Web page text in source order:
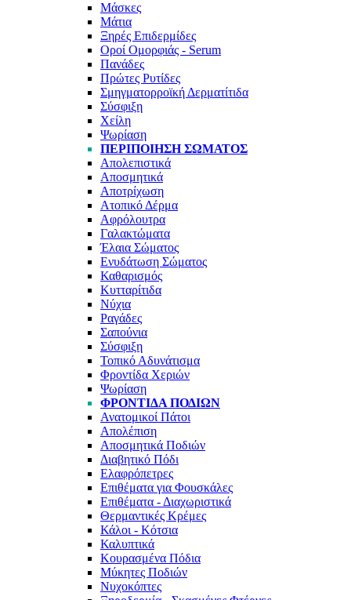
Μάσκες
Μάτια
Ξηρές Επιδερμίδες
Οροί Ομορφιάς - Serum
Πανάδες
Πρώτες Ρυτίδες
Σμηγματορροϊκή Δερματίτιδα
Σύσφιξη
Χείλη
Ψωρίαση
ΠΕΡΙΠΟΊΗΣΗ ΣΏΜΑΤΟΣ
Απολεπιστικά
Αποσμητικά
Αποτρίχωση
Ατοπικό Δέρμα
Αφρόλουτρα
Γαλακτώματα
Έλαια Σώματος
Ενυδάτωση Σώματος
Καθαρισμός
Κυτταρίτιδα
Νύχια
Ραγάδες
Σαπούνια
Σύσφιξη
Τοπικό Αδυνάτισμα
Φροντίδα Χεριών
Ψωρίαση
ΦΡΟΝΤΊΔΑ ΠΟΔΙΏΝ
Ανατομικοί Πάτοι
Απολέπιση
Αποσμητικά Ποδιών
Διαβητικό Πόδι
Ελαφρόπετρες
Επιθέματα για Φουσκάλες
Επιθέματα - Διαχωριστικά
Θερμαντικές Κρέμες
Κάλοι - Κότσια
Καλυπτικά
Κουρασμένα Πόδια
Μύκητες Ποδιών
Νυχοκόπτες